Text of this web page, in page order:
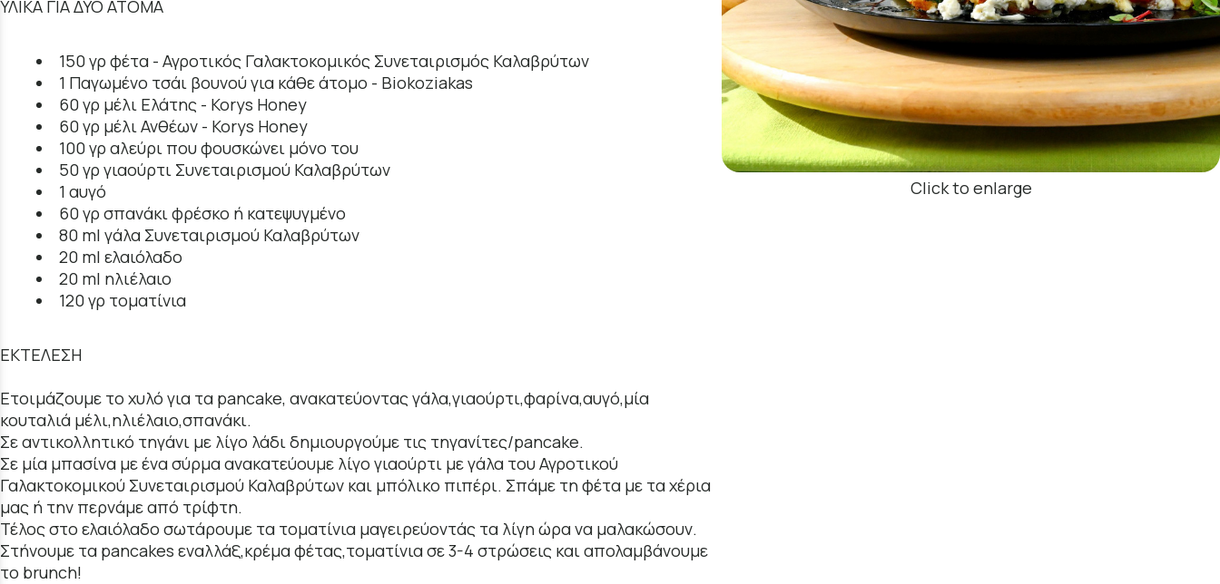
Click to enlarge
ΥΛΙΚΑ ΓΙΑ ΔΥΟ ΑΤΟΜΑ
150 γρ φέτα - Αγροτικός Γαλακτοκομικός Συνεταιρισμός Καλαβρύτων
1 Παγωμένο τσάι βουνού για κάθε άτομο - Biokoziakas
60 γρ μέλι Ελάτης - Korys Honey
60 γρ μέλι Ανθέων - Korys Honey
100 γρ αλεύρι που φουσκώνει μόνο του
50 γρ γιαούρτι Συνεταιρισμού Καλαβρύτων
1 αυγό
60 γρ σπανάκι φρέσκο ή κατεψυγμένο
80 ml γάλα Συνεταιρισμού Καλαβρύτων
20 ml ελαιόλαδο
20 ml ηλιέλαιο
120 γρ τοματίνια
ΕΚΤΕΛΕΣΗ
Ετοιμάζουμε το χυλό για τα pancake, ανακατεύοντας γάλα,γιαούρτι,φαρίνα,αυγό,μία
κουταλιά μέλι,ηλιέλαιο,σπανάκι.
Σε αντικολλητικό τηγάνι με λίγο λάδι δημιουργούμε τις τηγανίτες/pancake.
Σε μία μπασίνα με ένα σύρμα ανακατεύουμε λίγο γιαούρτι με γάλα του Αγροτικού
Γαλακτοκομικού Συνεταιρισμού Καλαβρύτων και μπόλικο πιπέρι. Σπάμε τη φέτα με τα χέρια
μας ή την περνάμε από τρίφτη.
Τέλος στο ελαιόλαδο σωτάρουμε τα τοματίνια μαγειρεύοντάς τα λίγη ώρα να μαλακώσουν.
Στήνουμε τα pancakes εναλλάξ,κρέμα φέτας,τοματίνια σε 3-4 στρώσεις και απολαμβάνουμε
το brunch!